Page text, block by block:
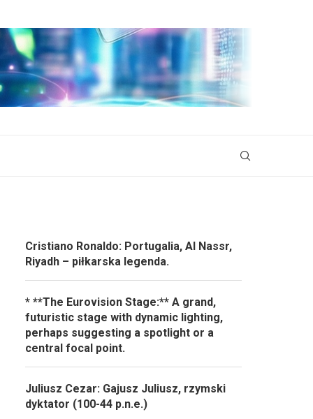
Cristiano Ronaldo: Portugalia, Al Nassr,
Riyadh – piłkarska legenda.
* **The Eurovision Stage:** A grand,
futuristic stage with dynamic lighting,
perhaps suggesting a spotlight or a
central focal point.
Juliusz Cezar: Gajusz Juliusz, rzymski
dyktator (100-44 p.n.e.)